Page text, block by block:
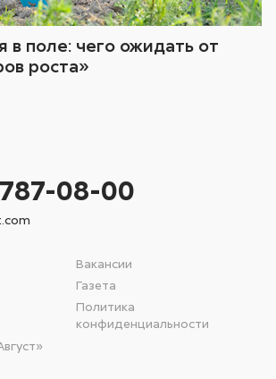
в поле: чего ожидать от
роста»
Вакансии
Газета
Политика
конфиденциальности
08-00